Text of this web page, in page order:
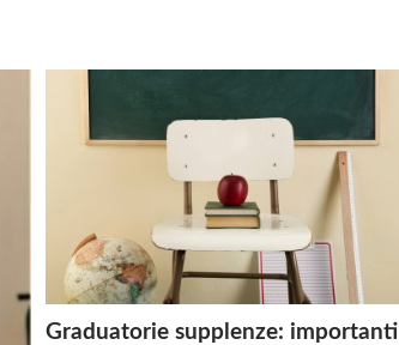
Graduatorie supplenze: importanti